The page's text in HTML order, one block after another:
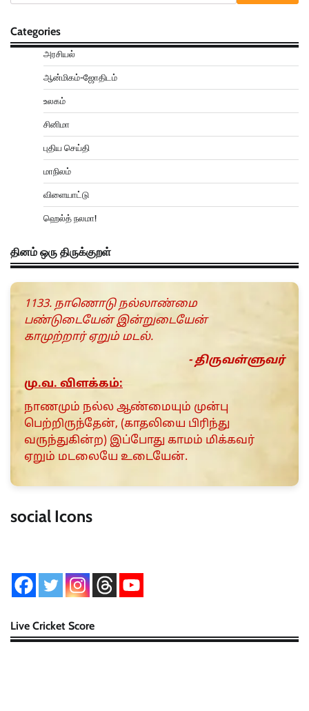
Categories
அரசியல்
ஆன்மிகம்-ஜோதிடம்
உலகம்
சினிமா
புதிய செய்தி
மாநிலம்
விளையாட்டு
ஹெல்த் நலமா!
தினம் ஒரு திருக்குறள்
1133. நாணொடு நல்லாண்மை
பண்டுடையேன் இன்றுடையேன்
காமுற்றார் ஏறும் மடல்.
- திருவள்ளுவர்
மு.வ. விளக்கம்:
நாணமும் நல்ல ஆண்மையும் முன்பு
பெற்றிருந்தேன், (காதலியை பிரிந்து
வருந்துகின்ற) இப்போது காமம் மிக்கவர்
ஏறும் மடலையே உடையேன்.
social Icons
Live Cricket Score